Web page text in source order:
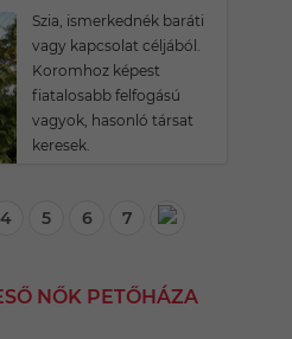
Szia, ismerkednék baráti
vagy kapcsolat céljából.
Koromhoz képest
fiatalosabb felfogású
vagyok, hasonló társat
keresek.
4 5 6 7
NŐK PETŐHÁZA